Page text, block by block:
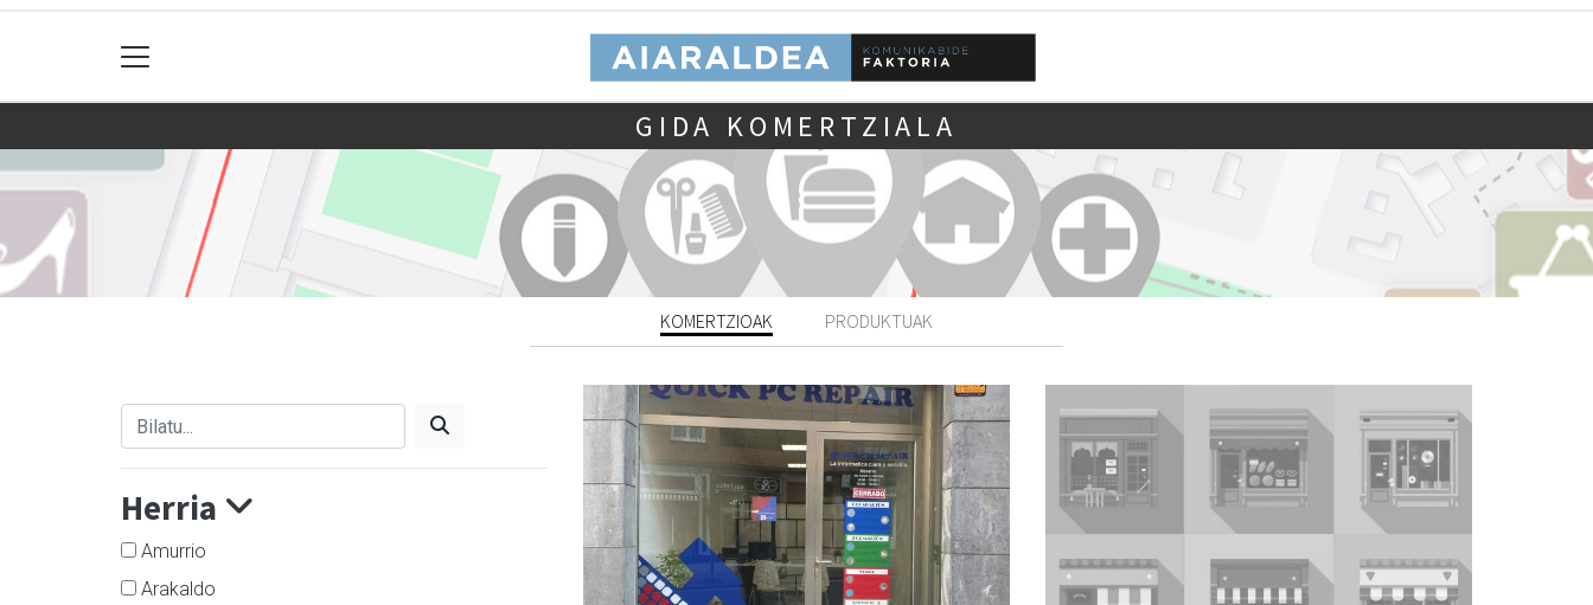
GIDA KOMERTZIALA
KOMERTZIOAK PRODUKTUAK
Herria
Amurrio
Arakaldo